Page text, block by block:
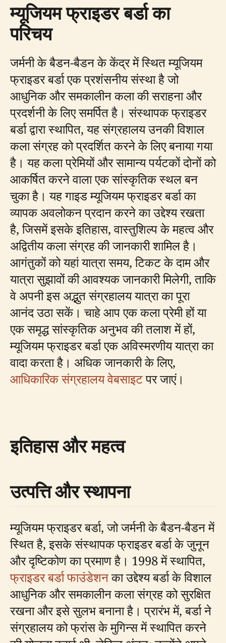
म्यूजियम फ्राइडर बर्डा का
परिचय
जर्मनी के बैडन-बैडन के केंद्र में स्थित म्यूजियम
फ्राइडर बर्डा एक प्रशंसनीय संस्था है जो
आधुनिक और समकालीन कला की सराहना और
प्रदर्शनी के लिए समर्पित है। संस्थापक फ्राइडर
बर्डा द्वारा स्थापित, यह संग्रहालय उनकी विशाल
कला संग्रह को प्रदर्शित करने के लिए बनाया गया
है। यह कला प्रेमियों और सामान्य पर्यटकों दोनों को
आकर्षित करने वाला एक सांस्कृतिक स्थल बन
चुका है। यह गाइड म्यूजियम फ्राइडर बर्डा का
व्यापक अवलोकन प्रदान करने का उद्देश्य रखता
है, जिसमें इसके इतिहास, वास्तुशिल्प के महत्व और
अद्वितीय कला संग्रह की जानकारी शामिल है।
आगंतुकों को यहां यात्रा समय, टिकट के दाम और
यात्रा सुझावों की आवश्यक जानकारी मिलेगी, ताकि
वे अपनी इस अद्भुत संग्रहालय यात्रा का पूरा
आनंद उठा सकें। चाहे आप एक कला प्रेमी हों या
एक समृद्ध सांस्कृतिक अनुभव की तलाश में हों,
म्यूजियम फ्राइडर बर्डा एक अविस्मरणीय यात्रा का
वादा करता है। अधिक जानकारी के लिए,
आधिकारिक संग्रहालय वेबसाइटपर जाएं।
इतिहास और महत्व
उत्पत्ति और स्थापना
म्यूजियम फ्राइडर बर्डा, जो जर्मनी के बैडन-बैडन में
स्थित है, इसके संस्थापक फ्राइडर बर्डा के जुनून
और दृष्टिकोण का प्रमाण है। 1998 में स्थापित,
फ्राइडर बर्डा फाउंडेशनका उद्देश्य बर्डा के विशाल
आधुनिक और समकालीन कला संग्रह को सुरक्षित
रखना और इसे सुलभ बनाना है। प्रारंभ में, बर्डा ने
संग्रहालय को फ्रांस के मुगिन्स में स्थापित करने